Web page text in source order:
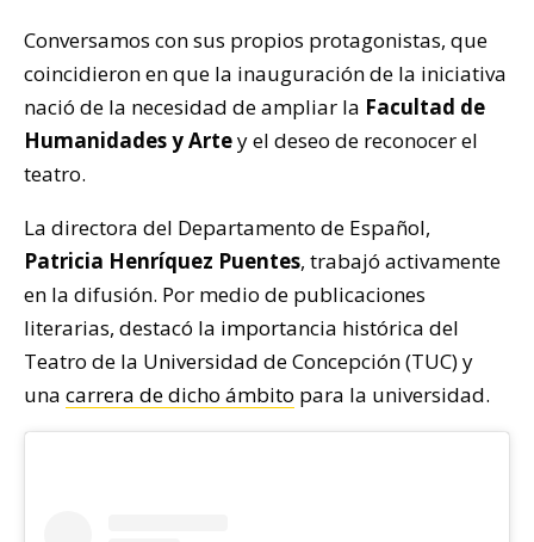
Conversamos con sus propios protagonistas, que
coincidieron en que la inauguración de la iniciativa
nació de la necesidad de ampliar la Facultad de
Humanidades y Artey el deseo de reconocer el
teatro.
La directora del Departamento de Español,
Patricia Henríquez Puentes, trabajó activamente
en la difusión. Por medio de publicaciones
literarias, destacó la importancia histórica del
Teatro de la Universidad de Concepción (TUC) y
una carrera de dicho ámbito para la universidad.